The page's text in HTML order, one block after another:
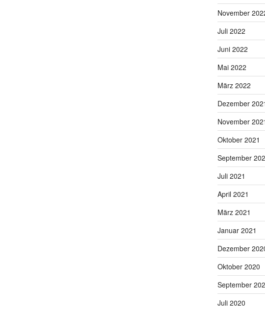
November
Juli 2022
Juni 2022
Mai 2022
März 2022
Dezember
November
Oktober 2021
September
Juli 2021
April 2021
März 2021
Januar 2021
Dezember
Oktober 2020
September
Juli 2020